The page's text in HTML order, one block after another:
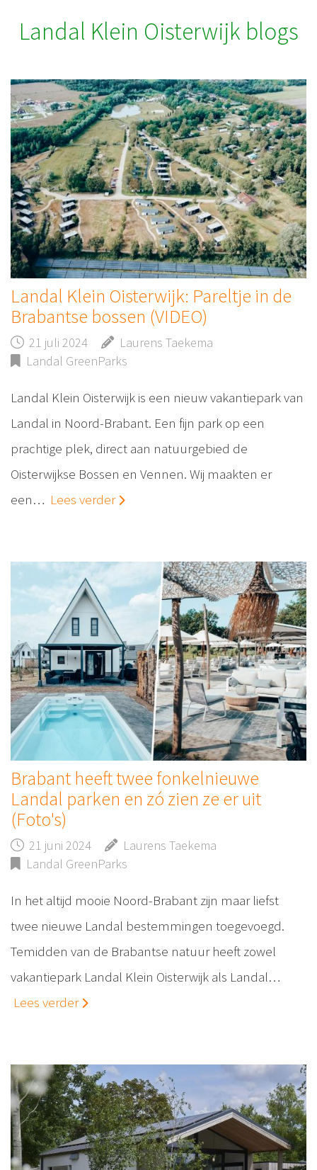
Landal Klein Oisterwijk blogs
Landal Klein Oisterwijk: Pareltje in de
Brabantse bossen (VIDEO)
21 juli 2024
Laurens Taekema
Landal GreenParks
Landal Klein Oisterwijk is een nieuw vakantiepark van
Landal in Noord-Brabant. Een fijn park op een
prachtige plek, direct aan natuurgebied de
Oisterwijkse Bossen en Vennen. Wij maakten er
een… Lees verder
Brabant heeft twee fonkelnieuwe
Landal parken en zó zien ze er uit
(Foto's)
21 juni 2024
Laurens Taekema
Landal GreenParks
In het altijd mooie Noord-Brabant zijn maar liefst
twee nieuwe Landal bestemmingen toegevoegd.
Temidden van de Brabantse natuur heeft zowel
vakantiepark Landal Klein Oisterwijk als Landal…
Lees verder